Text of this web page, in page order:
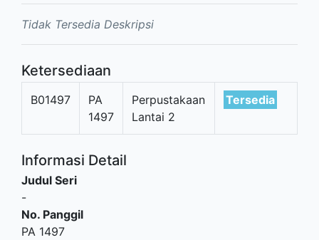
Tidak Tersedia Deskripsi
Ketersediaan
B01497
PA
1497
Perpustakaan
Lantai 2
Tersedia
Informasi Detail
Judul Seri
-
No. Panggil
PA 1497